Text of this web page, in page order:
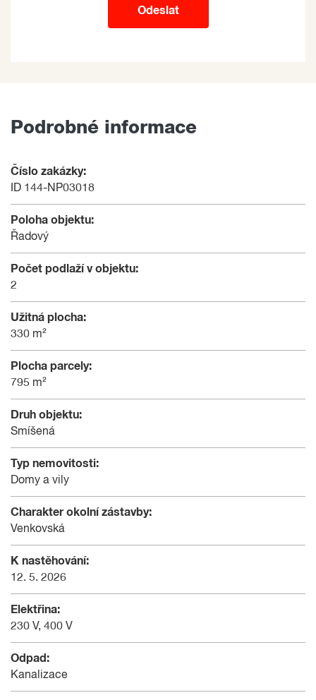
Odeslat
Podrobné informace
Číslo zakázky:
ID 144-NP03018
Poloha objektu:
Řadový
Počet podlaží v objektu:
2
Užitná plocha:
330 m²
Plocha parcely:
795 m²
Druh objektu:
Smíšená
Typ nemovitosti:
Domy a vily
Charakter okolní zástavby:
Venkovská
K nastěhování:
12. 5. 2026
Elektřina:
230 V, 400 V
Odpad:
Kanalizace